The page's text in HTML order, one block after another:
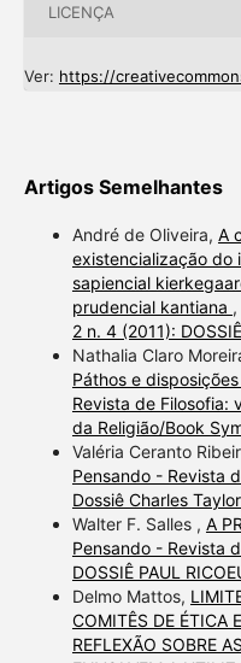
LICENÇA
Ver: https://
Artigos Semelhantes
André de Oliveira, A
existencialização do
sapiencial
prudencial kantiana ,
2 n. 4 (2011):
Nathalia Claro
Páthos e
Revista de Filosofia:
da Religião/Book
Valéria Ceranto
Pensando - Revista
Dossiê Charles
Walter F. Salles , A
Pensando - Revista
DOSSIÊ PAUL
Delmo Mattos,
COMITÊS DE ÉTICA
REFLEXÃO SOBRE